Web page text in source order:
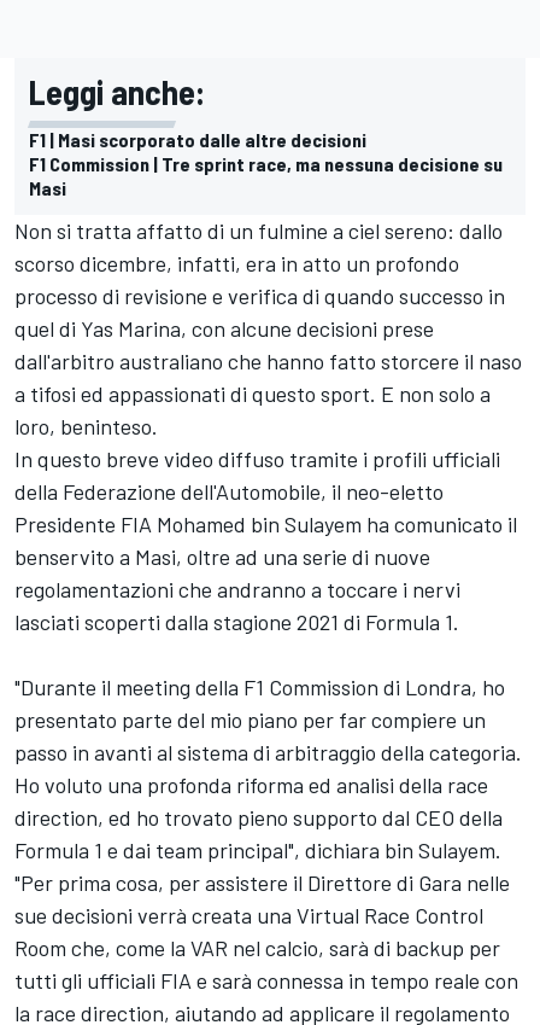
Leggi anche:
F1 | Masi scorporato dalle altre decisioni
F1 Commission | Tre sprint race, ma nessuna decisione su
Masi
Non si tratta affatto di un fulmine a ciel sereno: dallo
scorso dicembre, infatti, era in atto un profondo
processo di revisione e verifica di quando successo in
quel di Yas Marina, con alcune decisioni prese
dall'arbitro australiano che hanno fatto storcere il naso
a tifosi ed appassionati di questo sport. E non solo a
loro, beninteso.
In questo breve video diffuso tramite i profili ufficiali
della Federazione dell'Automobile, il neo-eletto
Presidente FIA Mohamed bin Sulayem ha comunicato il
benservito a Masi, oltre ad una serie di nuove
regolamentazioni che andranno a toccare i nervi
lasciati scoperti dalla stagione 2021 di Formula 1.
"Durante il meeting della F1 Commission di Londra, ho
presentato parte del mio piano per far compiere un
passo in avanti al sistema di arbitraggio della categoria.
Ho voluto una profonda riforma ed analisi della race
direction, ed ho trovato pieno supporto dal CEO della
Formula 1 e dai team principal", dichiara bin Sulayem.
"Per prima cosa, per assistere il Direttore di Gara nelle
sue decisioni verrà creata una Virtual Race Control
Room che, come la VAR nel calcio, sarà di backup per
tutti gli ufficiali FIA e sarà connessa in tempo reale con
la race direction, aiutando ad applicare il regolamento